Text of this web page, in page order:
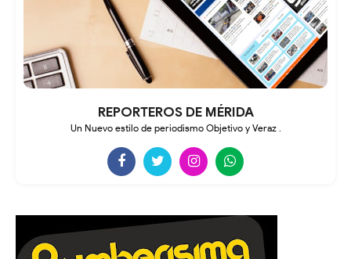
REPORTEROS DE MÉRIDA
Un Nuevo estilo de periodismo Objetivo y Veraz .